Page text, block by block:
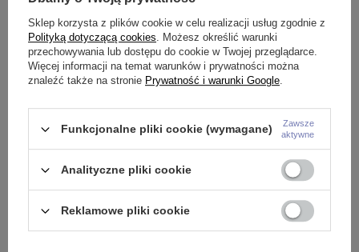
Kolczyk do nosa BioPlast i tytan
z białą cyrkonią - BP-020
Kolczyk do nosa BioPlast i tytan
z zieloną cyrkonią - BP-020
Sklep korzysta z plików cookie w celu realizacji usług zgodnie z
Polityką dotyczącą cookies. Możesz określić warunki
przechowywania lub dostępu do cookie w Twojej przeglądarce.
Więcej informacji na temat warunków i prywatności można
znaleźć także na stronie Prywatność i warunki Google.
Funkcjonalne pliki cookie (wymagane)
Zawsze
aktywne
Analityczne pliki cookie
Reklamowe pliki cookie